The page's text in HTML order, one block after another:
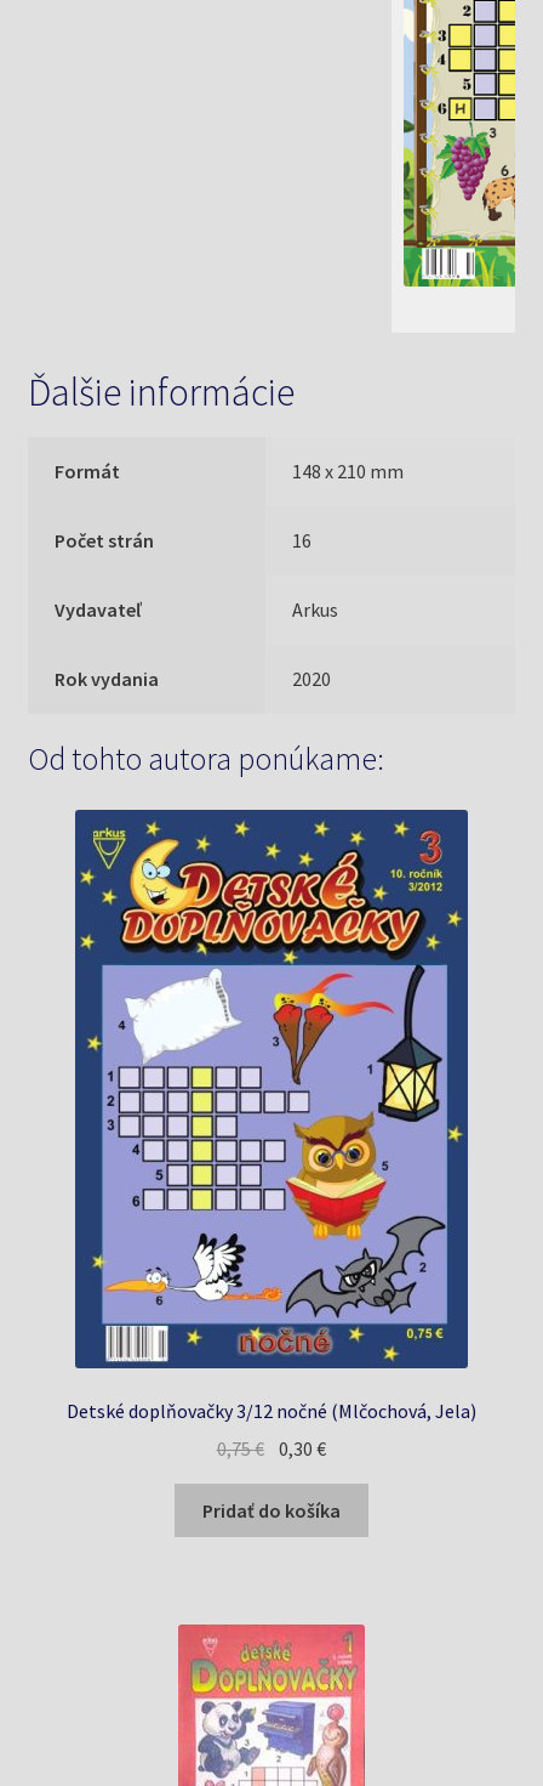
Ďalšie informácie
Formát 148 x 210 mm
Počet strán 16
Vydavateľ Arkus
Rok vydania 2020
Od tohto autora ponúkame:
Detské doplňovačky 3/12 nočné (Mlčochová, Jela)
0,75€ Pôvodná
bola:
0,75 €.
0,30€Aktuálna
je:
0,30 €.
Pridať do košíka